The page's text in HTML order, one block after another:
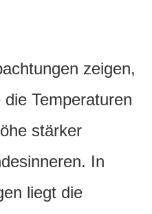
zeigen,
Temperaturen
stärker
In
liegt die